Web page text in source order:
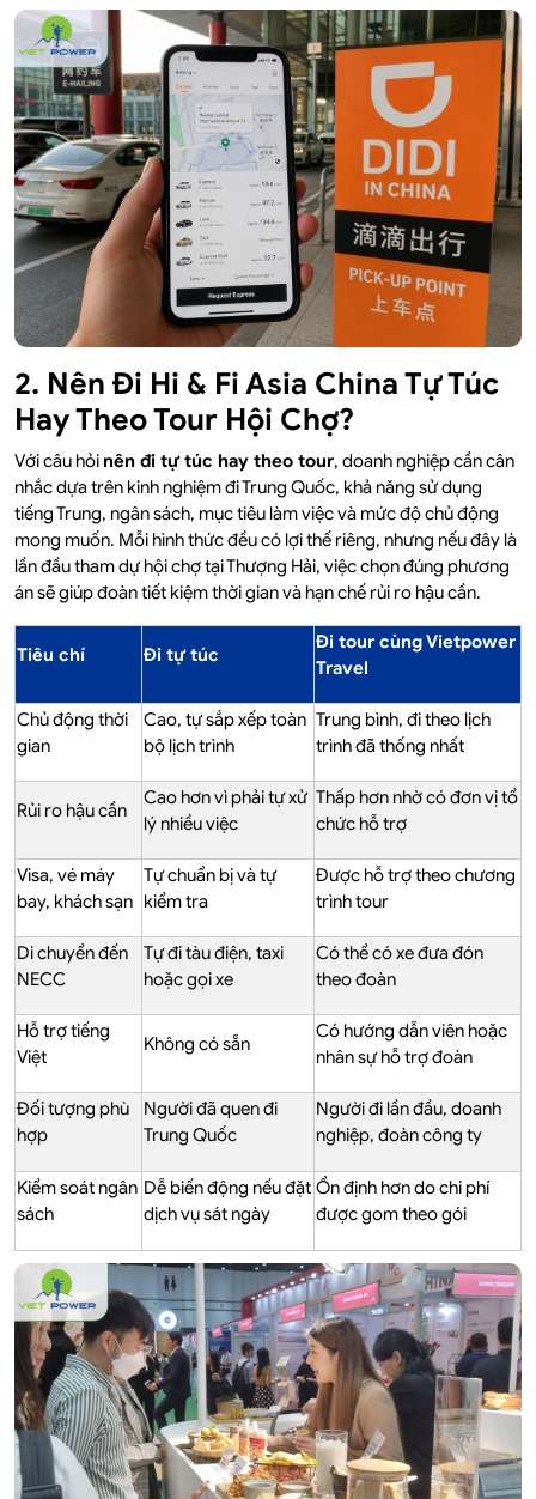
2. Nên Đi Hi & Fi Asia China Tự Túc
Hay Theo Tour Hội Chợ?
Với câu hỏi nên đi tự túc hay theo tour, doanh nghiệp cần cân
nhắc dựa trên kinh nghiệm đi Trung Quốc, khả năng sử dụng
tiếng Trung, ngân sách, mục tiêu làm việc và mức độ chủ động
mong muốn. Mỗi hình thức đều có lợi thế riêng, nhưng nếu đây là
lần đầu tham dự hội chợ tại Thượng Hải, việc chọn đúng phương
án sẽ giúp đoàn tiết kiệm thời gian và hạn chế rủi ro hậu cần.
Tiêu chí Đi tự túc
Đi tour cùng Vietpower
Travel
Chủ động thời
gian
Cao, tự sắp xếp toàn
bộ lịch trình
Trung bình, đi theo lịch
trình đã thống nhất
Rủi ro hậu cần
Cao hơn vì phải tự xử
lý nhiều việc
Thấp hơn nhờ có đơn vị tổ
chức hỗ trợ
Visa, vé máy
bay, khách sạn
Tự chuẩn bị và tự
kiểm tra
Được hỗ trợ theo chương
trình tour
Di chuyển đến
NECC
Tự đi tàu điện, taxi
hoặc gọi xe
Có thể có xe đưa đón
theo đoàn
Hỗ trợ tiếng
Việt
Không có sẵn
Có hướng dẫn viên hoặc
nhân sự hỗ trợ đoàn
Đối tượng phù
hợp
Người đã quen đi
Trung Quốc
Người đi lần đầu, doanh
nghiệp, đoàn công ty
Kiểm soát ngân
sách
Dễ biến động nếu đặt
dịch vụ sát ngày
Ổn định hơn do chi phí
được gom theo gói